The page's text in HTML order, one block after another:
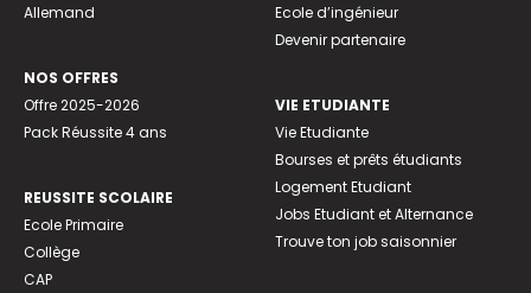
Allemand
NOS OFFRES
Offre 2025-2026
Pack Réussite 4 ans
REUSSITE SCOLAIRE
Ecole Primaire
Collège
CAP
Ecole d’ingénieur
Devenir partenaire
VIE ETUDIANTE
Vie Etudiante
Bourses et prêts étudiants
Logement Etudiant
Jobs Etudiant et Alternance
Trouve ton job saisonnier